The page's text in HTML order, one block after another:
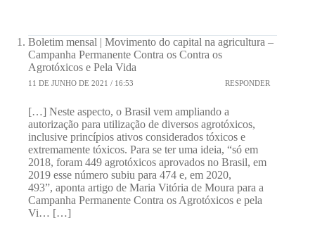
Boletim mensal | Movimento do capital na agricultura –
Campanha Permanente Contra os Contra os
Agrotóxicos e Pela Vida
11 DE JUNHO DE 2021 / 16:53 RESPONDER
[…] Neste aspecto, o Brasil vem ampliando a
autorização para utilização de diversos agrotóxicos,
inclusive princípios ativos considerados tóxicos e
extremamente tóxicos. Para se ter uma ideia, “só em
2018, foram 449 agrotóxicos aprovados no Brasil, em
2019 esse número subiu para 474 e, em 2020,
493”, aponta artigo de Maria Vitória de Moura para a
Campanha Permanente Contra os Agrotóxicos e pela
Vi… […]